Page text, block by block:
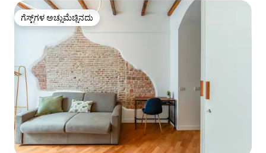
ಗೆಸ್ಟ್‌ಗಳ ಅಚ್ಚುಮೆಚ್ಚಿನದು
ಗೆಸ್ಟ್‌ಗಳ ಅಚ್ಚುಮೆಚ್ಚಿನದು